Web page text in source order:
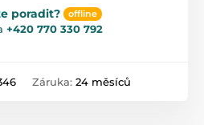
poradit? offline
+420 770 330 792
Záruka: 24 měsíců